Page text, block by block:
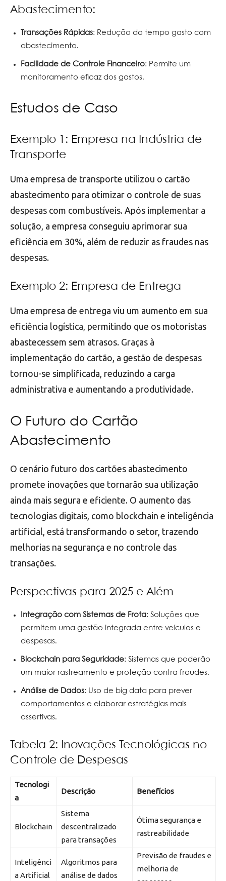
Abastecimento:
Transações Rápidas: Redução do tempo gasto com
abastecimento.
Facilidade de Controle Financeiro: Permite um
monitoramento eficaz dos gastos.
Estudos de Caso
Exemplo 1: Empresa na Indústria de
Transporte
Uma empresa de transporte utilizou o cartão
abastecimento para otimizar o controle de suas
despesas com combustíveis. Após implementar a
solução, a empresa conseguiu aprimorar sua
eficiência em 30%, além de reduzir as fraudes nas
despesas.
Exemplo 2: Empresa de Entrega
Uma empresa de entrega viu um aumento em sua
eficiência logística, permitindo que os motoristas
abastecessem sem atrasos. Graças à
implementação do cartão, a gestão de despesas
tornou-se simplificada, reduzindo a carga
administrativa e aumentando a produtividade.
O Futuro do Cartão
Abastecimento
O cenário futuro dos cartões abastecimento
promete inovações que tornarão sua utilização
ainda mais segura e eficiente. O aumento das
tecnologias digitais, como blockchain e inteligência
artificial, está transformando o setor, trazendo
melhorias na segurança e no controle das
transações.
Perspectivas para 2025 e Além
Integração com Sistemas de Frota: Soluções que
permitem uma gestão integrada entre veículos e
despesas.
Blockchain para Seguridade: Sistemas que poderão
um maior rastreamento e proteção contra fraudes.
Análise de Dados: Uso de big data para prever
comportamentos e elaborar estratégias mais
assertivas.
Tabela 2: Inovações Tecnológicas no
Controle de Despesas
Tecnologi
a
Descrição Benefícios
Blockchain
Sistema
descentralizado
para transações
Ótima segurança e
rastreabilidade
Inteligênci
a Artificial
Algoritmos para
análise de dados
Previsão de fraudes e
melhoria de